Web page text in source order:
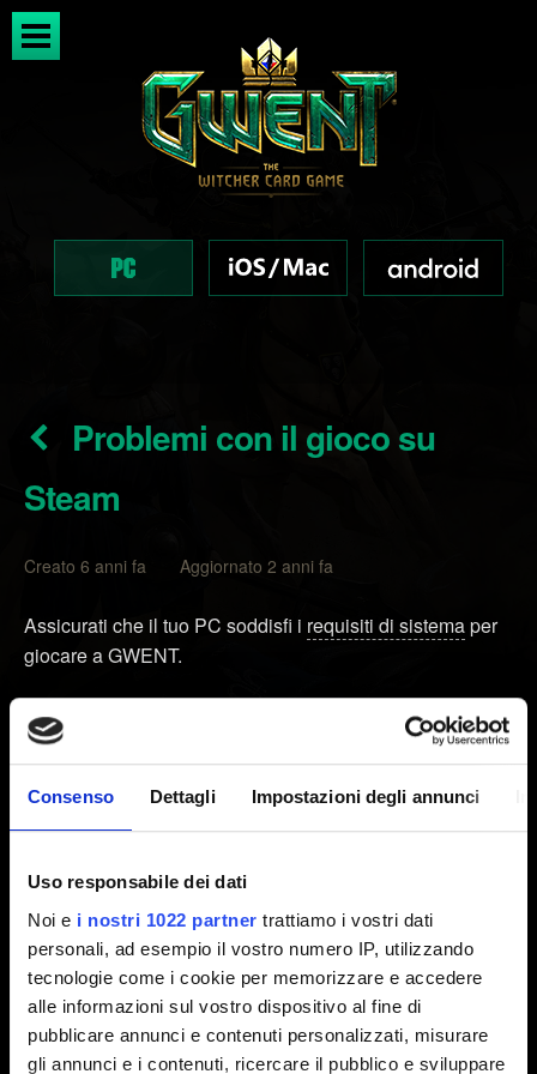
Consenso Dettagli Impostazioni degli annunci
Uso responsabile dei dati
Noi e i nostri 1022 partner trattiamo i vostri dati
personali, ad esempio il vostro numero IP, utilizzando
tecnologie come i cookie per memorizzare e accedere
alle informazioni sul vostro dispositivo al fine di
pubblicare annunci e contenuti personalizzati, misurare
gli annunci e i contenuti, ricercare il pubblico e sviluppare
Problemi con il gioco su
Steam
Creato 6 anni fa Aggiornato 2 anni fa
Assicurati che il tuo PC soddisfi i requisiti di sistemaper
giocare a GWENT.
Verificato questo, assicurati che tutte le applicazioni non
essenziali per il gioco siano chiuse/disattivate. Questo
Se il problema persiste, controlla che il tuo PC non abbia
virus o malware, che a volte possono mandare il gioco in
Prova anche a verificare i file di gioco.
1. Dalla Libreria, clicca con il pulsante destro sul nome
del gioco e seleziona Proprietà.
2. Seleziona la scheda "File locali" e clicca su "Verifica
integrità dei file del gioco...".